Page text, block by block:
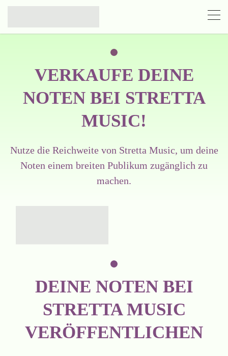
VERKAUFE DEINE
NOTEN BEI STRETTA
MUSIC!
Nutze die Reichweite von Stretta Music, um deine
Noten einem breiten Publikum zugänglich zu
machen.
DEINE NOTEN BEI
STRETTA MUSIC
VERÖFFENTLICHEN